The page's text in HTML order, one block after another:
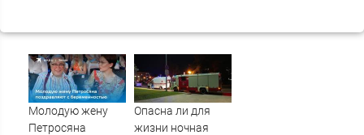
Молодую жену
Петросяна
Опасна ли для
жизни ночная